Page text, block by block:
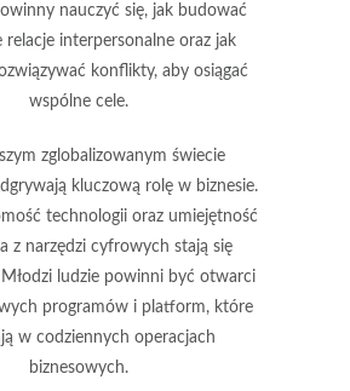
nauczyć się, jak budować
relacje interpersonalne oraz jak
konflikty, aby osiągać
wspólne cele.
zglobalizowanym świecie
kluczową rolę w biznesie.
technologii oraz umiejętność
z narzędzi cyfrowych stają się
ludzie powinni być otwarci
programów i platform, które
w codziennych operacjach
biznesowych.